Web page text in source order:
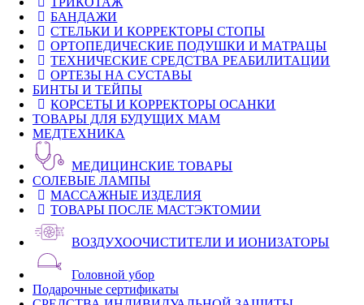
БАНДАЖИ
СТЕЛЬКИ И КОРРЕКТОРЫ СТОПЫ
ОРТОПЕДИЧЕСКИЕ ПОДУШКИ И МАТРАЦЫ
ТЕХНИЧЕСКИЕ СРЕДСТВА РЕАБИЛИТАЦИИ
ОРТЕЗЫ НА СУСТАВЫ
БИНТЫ И ТЕЙПЫ
КОРСЕТЫ И КОРРЕКТОРЫ ОСАНКИ
ТОВАРЫ ДЛЯ БУДУЩИХ МАМ
МЕДТЕХНИКА
МЕДИЦИНСКИЕ ТОВАРЫ
СОЛЕВЫЕ ЛАМПЫ
МАССАЖНЫЕ ИЗДЕЛИЯ
ТОВАРЫ ПОСЛЕ МАСТЭКТОМИИ
ВОЗДУХООЧИСТИТЕЛИ И ИОНИЗАТОРЫ
Головной убор
Подарочные сертификаты